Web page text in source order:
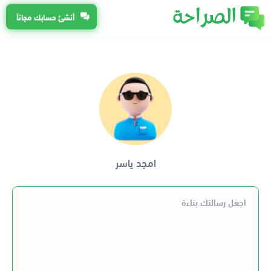
أنشئ حسابك مجاناً
امجد ياسر